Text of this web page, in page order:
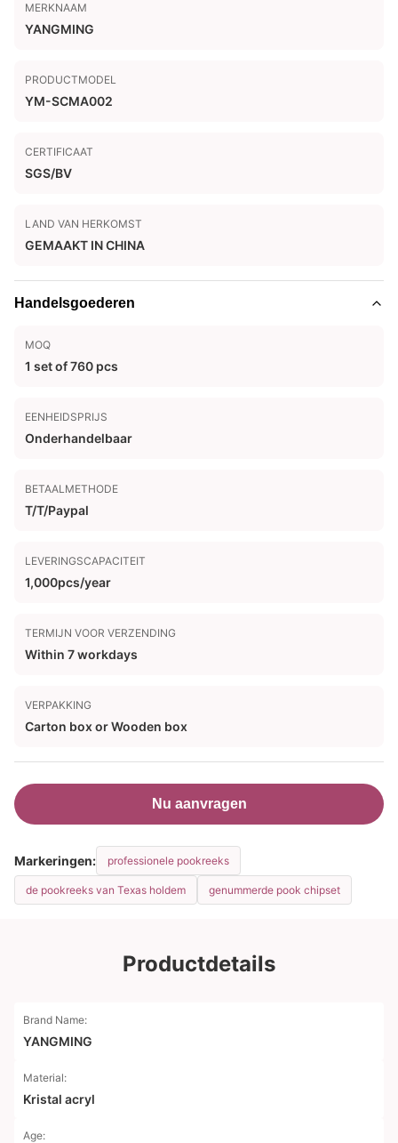
MERKNAAM
YANGMING
PRODUCTMODEL
YM-SCMA002
CERTIFICAAT
SGS/BV
LAND VAN HERKOMST
GEMAAKT IN CHINA
Handelsgoederen
MOQ
1 set of 760 pcs
EENHEIDSPRIJS
Onderhandelbaar
BETAALMETHODE
T/T/Paypal
LEVERINGSCAPACITEIT
1,000pcs/year
TERMIJN VOOR VERZENDING
Within 7 workdays
VERPAKKING
Carton box or Wooden box
Nu aanvragen
Markeringen: professionele pookreeks
de pookreeks van Texas holdem genummerde pook chipset
Productdetails
Brand Name:
YANGMING
Material:
Kristal acryl
Age: